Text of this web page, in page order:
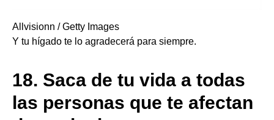
Allvisionn / Getty Images
Y tu hígado te lo agradecerá para siempre.
18. Saca de tu vida a todas
las personas que te afectan